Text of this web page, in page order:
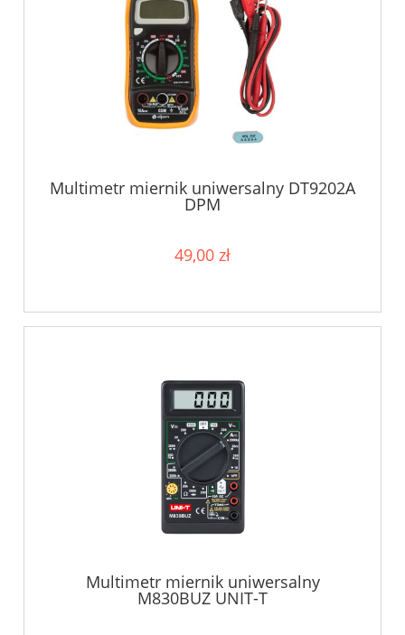
Multimetr miernik uniwersalny DT9202A
DPM
49,00 zł
Multimetr miernik uniwersalny
M830BUZ UNIT-T